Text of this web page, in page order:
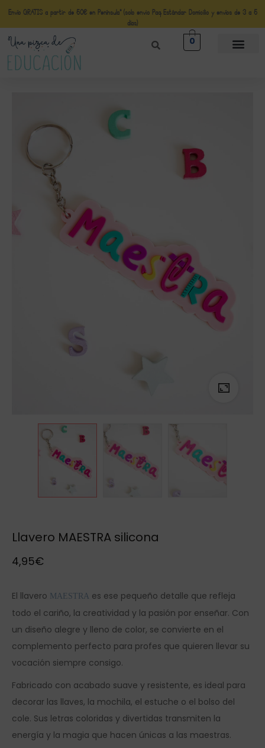
Envío GRATIS a partir de 50€ en Península* (solo envio Paq Estándar Domicilio y envíos de 3 a 5
días)
0
Llavero MAESTRA silicona
4,95€
El llavero MAESTRA es ese pequeño detalle que refleja
todo el cariño, la creatividad y la pasión por enseñar. Con
un diseño alegre y lleno de color, se convierte en el
complemento perfecto para profes que quieren llevar su
vocación siempre consigo.
Fabricado con acabado suave y resistente, es ideal para
decorar las llaves, la mochila, el estuche o el bolso del
cole. Sus letras coloridas y divertidas transmiten la
energía y la magia que hacen únicas a las maestras.